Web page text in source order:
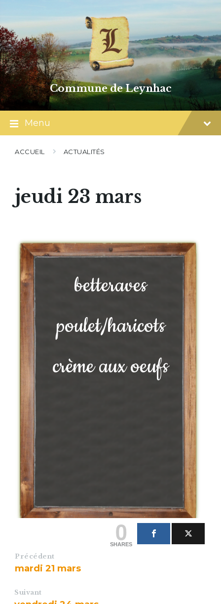
content
main
navigation
footer
Commune de Leynhac
Menu
ACCUEIL ACTUALITÉS
jeudi 23 mars
betteraves
poulet/haricots
crème aux oeufs
0
SHARES
Précédent
mardi 21 mars
Suivant